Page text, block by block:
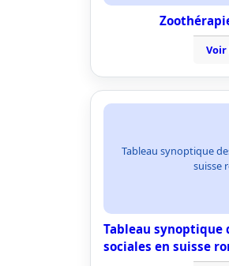
Voir
Tableau synoptique
suisse
Tableau synoptique
sociales en suisse